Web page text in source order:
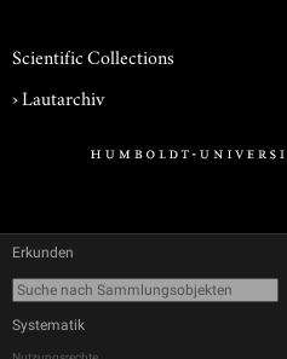
Scientific Collections
›Lautarchiv
Erkunden
Systematik